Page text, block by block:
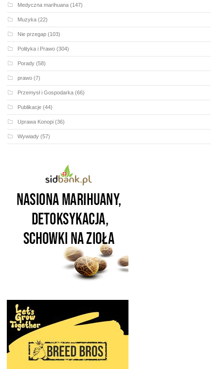
Medyczna marihuana (147)
Muzyka (22)
Nie przegap (103)
Polityka i Prawo (304)
Porady (58)
prawo (7)
Przemysł i Gospodarka (66)
Publikacje (44)
Uprawa Konopi (36)
Wywiady (57)